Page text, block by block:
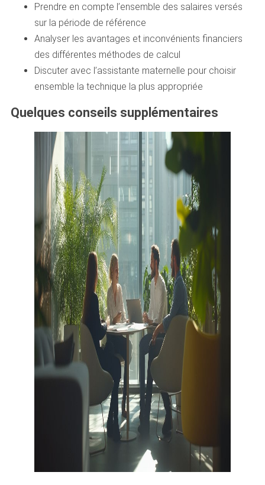
Prendre en compte l’ensemble des salaires versés
sur la période de référence
Analyser les avantages et inconvénients financiers
des différentes méthodes de calcul
Discuter avec l’assistante maternelle pour choisir
ensemble la technique la plus appropriée
Quelques conseils supplémentaires